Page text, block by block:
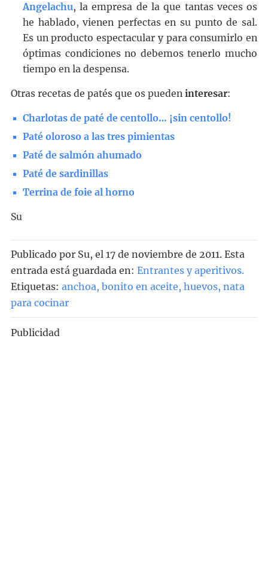
Angelachu, la empresa de la que tantas veces os
he hablado, vienen perfectas en su punto de sal.
Es un producto espectacular y para consumirlo en
óptimas condiciones no debemos tenerlo mucho
tiempo en la despensa.
Otras recetas de patés que os puedeninteresar:
Charlotas de paté de centollo… ¡sin centollo!
Paté oloroso a las tres pimientas
Paté de salmón ahumado
Paté de sardinillas
Terrina de foie al horno
Su
Publicado por Su, el 17 de noviembre de 2011. Esta
entrada está guardada en: Entrantes y aperitivos.
Etiquetas: anchoa, bonito en aceite, huevos, nata
para cocinar
Publicidad